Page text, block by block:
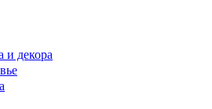
и декора